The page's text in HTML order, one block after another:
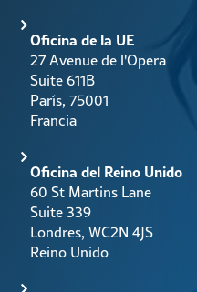
Oficina de la UE
27 Avenue de l'Opera
Suite 611B
París, 75001
Francia
Oficina del Reino Unido
60 St Martins Lane
Suite 339
Londres, WC2N 4JS
Reino Unido